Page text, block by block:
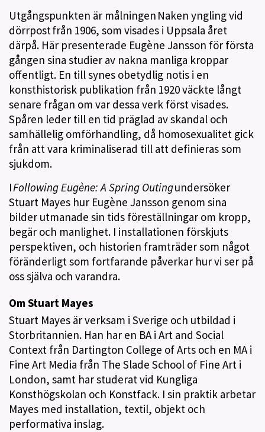
Utgångspunkten är målningen Naken yngling vid
dörrpost från 1906, som visades i Uppsala året
därpå. Här presenterade Eugène Jansson för första
gången sina studier av nakna manliga kroppar
offentligt. En till synes obetydlig notis i en
konsthistorisk publikation från 1920 väckte långt
senare frågan om var dessa verk först visades.
Spåren leder till en tid präglad av skandal och
samhällelig omförhandling, då homosexualitet gick
från att vara kriminaliserad till att definieras som
sjukdom.
IFollowing Eugène: A Spring Outingundersöker
Stuart Mayes hur Eugène Jansson genom sina
bilder utmanade sin tids föreställningar om kropp,
begär och manlighet. I installationen förskjuts
perspektiven, och historien framträder som något
föränderligt som fortfarande påverkar hur vi ser på
oss själva och varandra.
Om Stuart Mayes
Stuart Mayes är verksam i Sverige och utbildad i
Storbritannien. Han har en BA i Art and Social
Context från Dartington College of Arts och en MA i
Fine Art Media från The Slade School of Fine Art i
London, samt har studerat vid Kungliga
Konsthögskolan och Konstfack. I sin praktik arbetar
Mayes med installation, textil, objekt och
performativa inslag.